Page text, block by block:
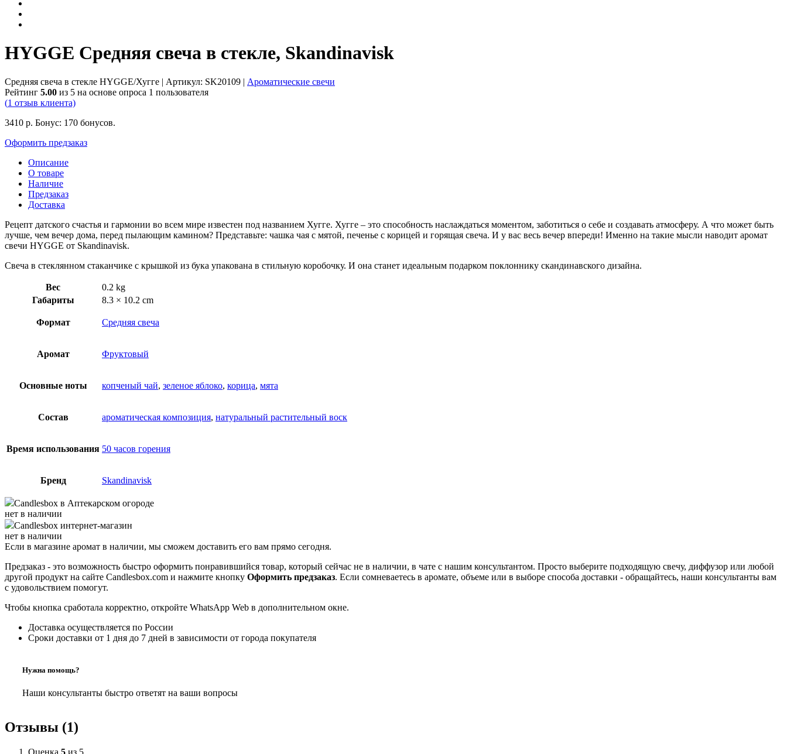
HYGGE Средняя свеча в стекле, Skandinavisk
Средняя свеча в стекле HYGGE/Хугге | Артикул: SK20109 | Ароматические свечи
Рейтинг 5.00 из 5 на основе опроса 1 пользователя
(1 отзыв клиента)
3410 р. Бонус: 170 бонусов.
Оформить предзаказ
Описание
О товаре
Наличие
Предзаказ
Доставка
Рецепт датского счастья и гармонии во всем мире известен под названием Хугге. Хугге – это способность наслаждаться моментом, заботиться о себе и создавать атмосферу. А что может быть
лучше, чем вечер дома, перед пылающим камином? Представьте: чашка чая с мятой, печенье с корицей и горящая свеча. И у вас весь вечер впереди! Именно на такие мысли наводит аромат
свечи HYGGE от Skandinavisk.
Свеча в стеклянном стаканчике с крышкой из бука упакована в стильную коробочку. И она станет идеальным подарком поклоннику скандинавского дизайна.
Вес
0.2 kg
Габариты
8.3 × 10.2 cm
Формат Средняя свеча
Аромат Фруктовый
Основные ноты копченый чай, зеленое яблоко, корица, мята
Состав ароматическая композиция, натуральный растительный воск
Время использования 50 часов горения
Бренд Skandinavisk
Candlesbox в Аптекарском огороде
нет в наличии
Candlesbox интернет-магазин
нет в наличии
Если в магазине аромат в наличии, мы сможем доставить его вам прямо сегодня.
Предзаказ - это возможность быстро оформить понравившийся товар, который сейчас не в наличии, в чате с нашим консультантом. Просто выберите подходящую свечу, диффузор или любой
другой продукт на сайте Candlesbox.com и нажмите кнопку Оформить предзаказ. Если сомневаетесь в аромате, объеме или в выборе способа доставки - обращайтесь, наши консультанты вам
с удовольствием помогут.
Чтобы кнопка сработала корректно, откройте WhatsApp Web в дополнительном окне.
Доставка осуществляется по России
Сроки доставки от 1 дня до 7 дней в зависимости от города покупателя
Нужна помощь?
Наши консультанты быстро ответят на ваши вопросы
Отзывы (1)
Оценка 5 из 5